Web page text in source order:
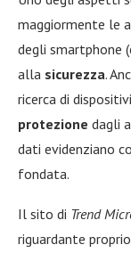
maggiormente le
degli smartphone
alla sicurezza.
ricerca di
protezione dagli
dati evidenziano
fondata.
Il sito di Trend
riguardante